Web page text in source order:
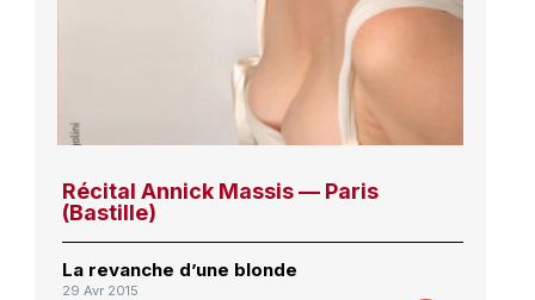
Récital Annick Massis — Paris
(Bastille)
La revanche d’une blonde
29 Avr 2015